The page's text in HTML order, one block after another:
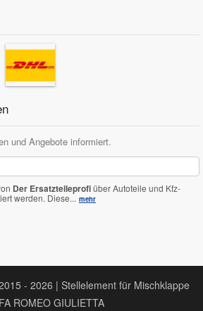
und Angebote informiert.
Der Ersatzteileprofiüber Autoteile und Kfz-
werden. Diese... mehr
- 2026 | Stellelement für Mischklappe
ROMEO GIULIETTA